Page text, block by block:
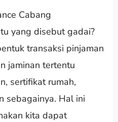
Cabang
yang disebut gadai?
transaksi pinjaman
jaminan tertentu
sertifikat rumah,
sebagainya. Hal ini
kita dapat